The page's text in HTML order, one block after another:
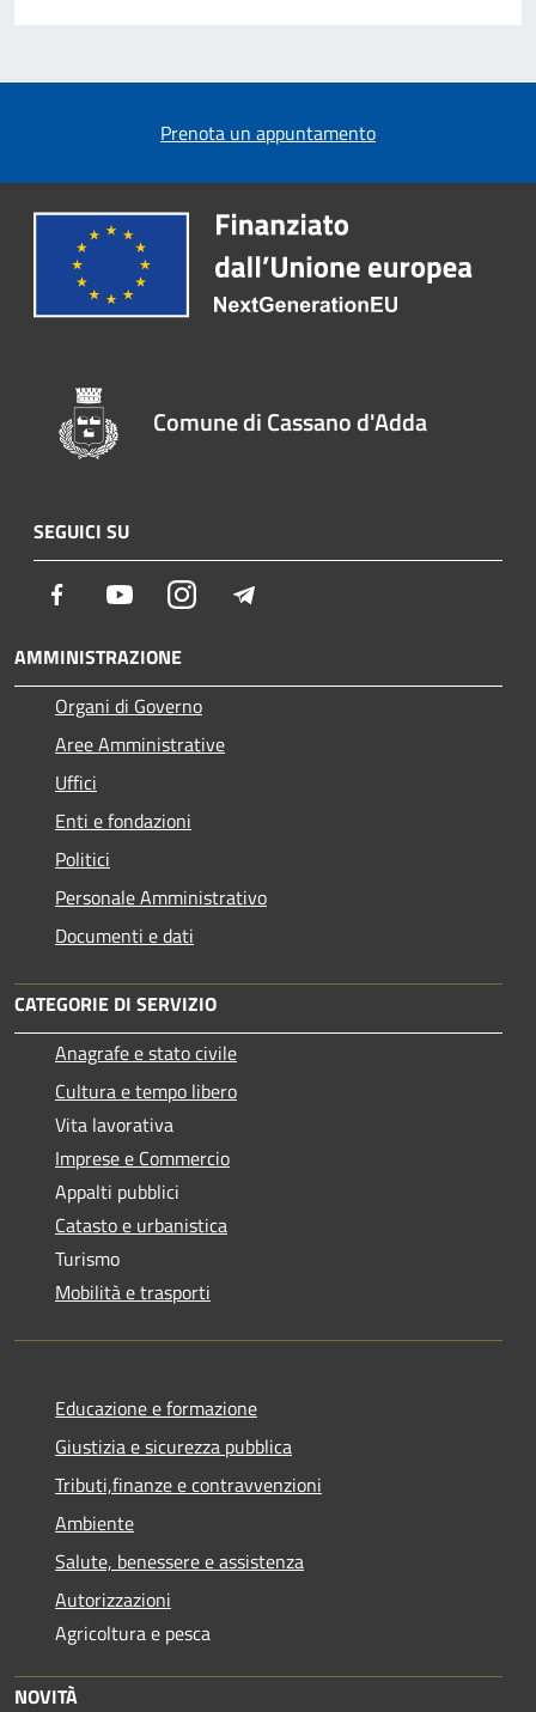
Prenota un appuntamento
Comune di Cassano d'Adda
SEGUICI SU
Facebook YoutubeInstagram
AMMINISTRAZIONE
Organi di Governo
Aree Amministrative
Uffici
Enti e fondazioni
Politici
Personale Amministrativo
Documenti e dati
CATEGORIE DI SERVIZIO
Anagrafe e stato civile
Cultura e tempo libero
Vita lavorativa
Imprese e Commercio
Appalti pubblici
Catasto e urbanistica
Turismo
Mobilità e trasporti
Educazione e formazione
Giustizia e sicurezza pubblica
Tributi,finanze e contravvenzioni
Ambiente
Salute, benessere e assistenza
Autorizzazioni
Agricoltura e pesca
NOVITÀ